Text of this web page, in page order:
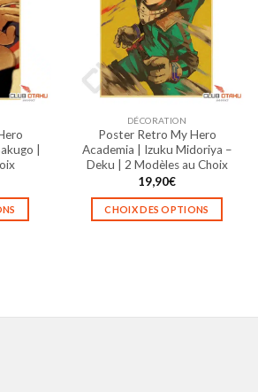
options
peuvent
être
choisies
sur
page
du
produit
|
DÉCORATION
Poster Retro My Hero
Academia | Izuku Midoriya –
Deku | 2 Modèles au Choix
19,90€
CHOIX DES OPTIONS